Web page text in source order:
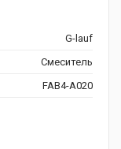
G-lauf
Смеситель
FAB4-A020